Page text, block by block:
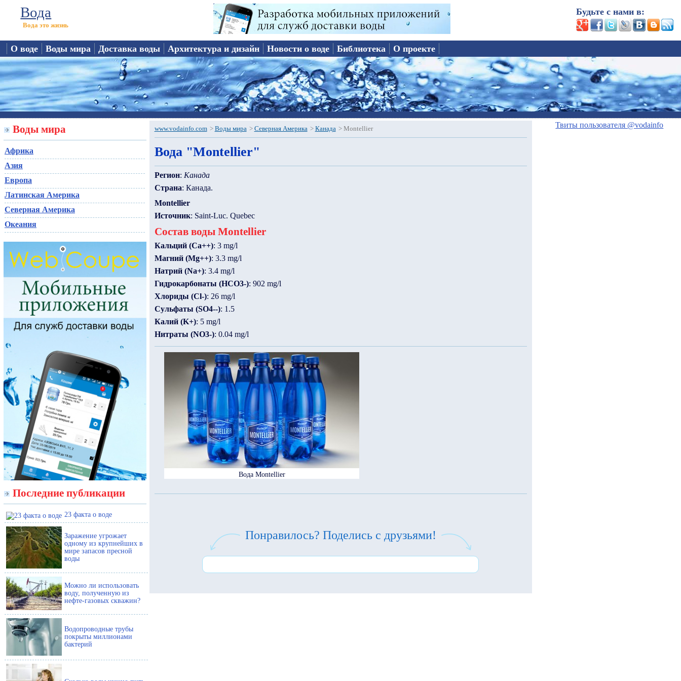
Вода
Вода это жизнь
Будьте с нами в:
О воде Воды мира Доставка воды Архитектура и дизайн Новости о воде Библиотека О проекте
Воды мира
Африка
Азия
Европа
Латинская Америка
Северная Америка
Океания
Последние публикации
23 факта о воде
Заражение угрожает
одному из крупнейших в
мире запасов пресной
воды
Можно ли использовать
воду, полученную из
нефте-газовых скважин?
Водопроводные трубы
покрыты миллионами
бактерий
www.vodainfo.com > Воды мира > Северная Америка > Канада > Montellier
Вода "Montellier"
Регион: Канада
Страна: Канада.
Montellier
Источник: Saint-Luc. Quebec
Состав воды Montellier
Кальций (Ca++): 3 mg/l
Магний (Mg++): 3.3 mg/l
Натрий (Na+): 3.4 mg/l
Гидрокарбонаты (HCO3-): 902 mg/l
Хлориды (Cl-): 26 mg/l
Сульфаты (SO4--): 1.5
Калий (K+): 5 mg/l
Нитраты (NO3-): 0.04 mg/l
Вода Montellier
Понравилось? Поделись с друзьями!
Твиты пользователя @vodainfo